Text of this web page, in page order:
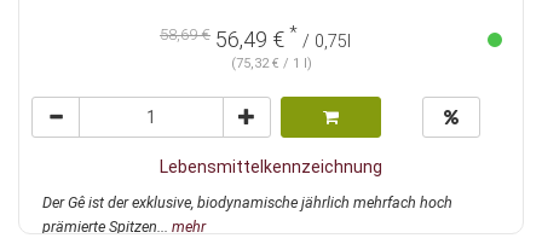
58,69 € 56,49 € * / 0,75l
(75,32 € / 1 l)
Lebensmittelkennzeichnung
Der Gê ist der exklusive, biodynamische jährlich mehrfach hoch
prämierte Spitzen... mehr